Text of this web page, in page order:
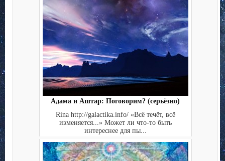
Адама и Аштар: Поговорим? (серьёзно)
Rina http://galactika.info/ «Всё течёт, всё
изменяется...» Может ли что-то быть
интереснее для пы...